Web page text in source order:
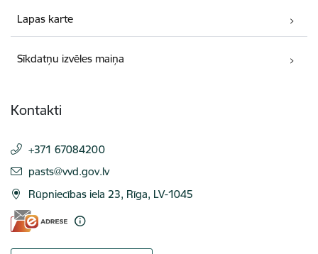
Lapas karte
Sīkdatņu izvēles maiņa
Kontakti
+371 67084200
E-pasts:
pasts@vvd.gov.lv
Rūpniecības iela 23, Rīga, LV-1045